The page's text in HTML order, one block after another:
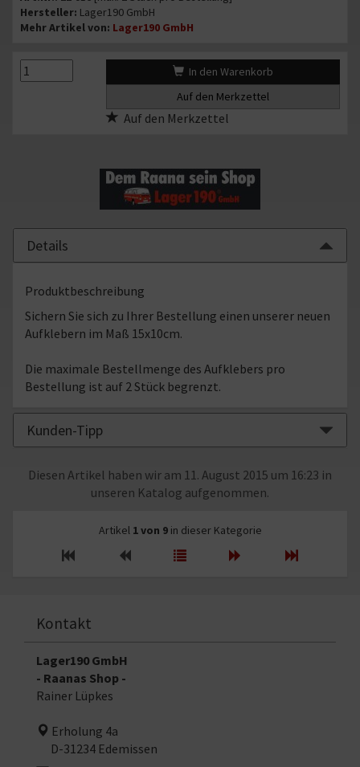
Hersteller: Lager190 GmbH
Mehr Artikel von: Lager190 GmbH
{#text_quantity#}{#text_quantity#} In den Warenkorb
Auf den Merkzettel
Details
Produktbeschreibung
Sichern Sie sich zu Ihrer Bestellung einen unserer neuen
Aufklebern im Maß 15x10cm.
Die maximale Bestellmenge des Aufklebers pro
Bestellung ist auf 2 Stück begrenzt.
Kunden-Tipp
Diesen Artikel haben wir am 11. August 2015 um 16:23 in
unseren Katalog aufgenommen.
Artikel 1 von 9in dieser Kategorie
Kontakt
Lager190 GmbH
- Raanas Shop -
Rainer Lüpkes
Erholung 4a
D-31234 Edemissen